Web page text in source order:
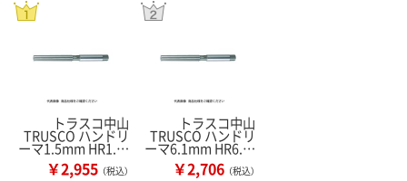
トラスコ中山
TRUSCO ハンドリ
ーマ1.5mm HR1.…
￥2,955 （税込）
トラスコ中山
TRUSCO ハンドリ
ーマ6.1mm HR6.…
￥2,706 （税込）